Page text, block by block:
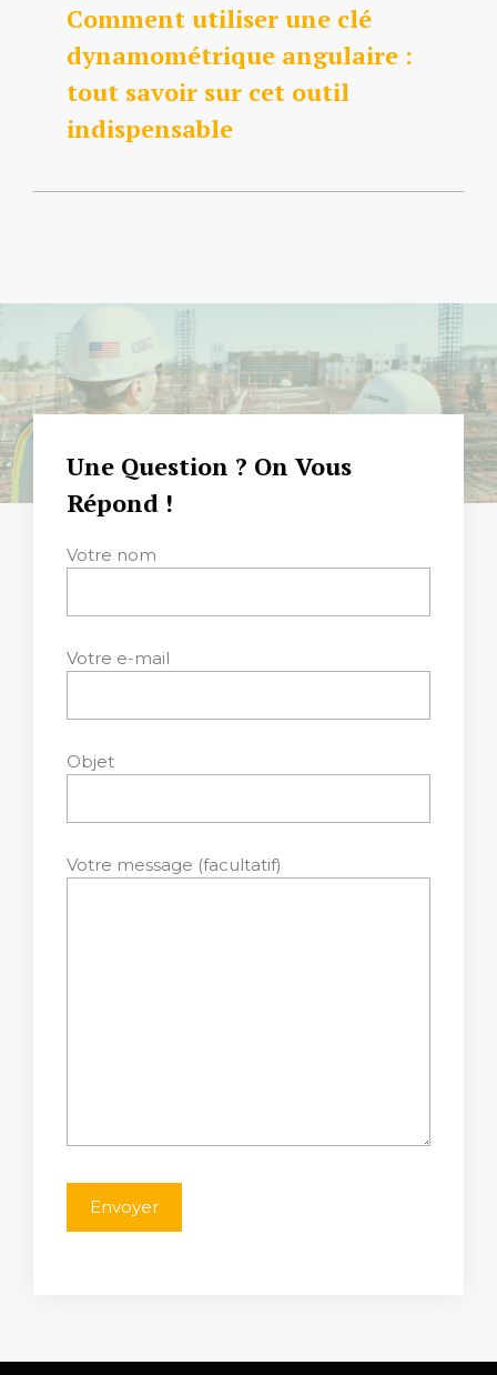
Comment utiliser une clé
dynamométrique angulaire :
tout savoir sur cet outil
indispensable
Une Question ? On Vous
Répond !
Votre nom
Votre e-mail
Objet
Votre message (facultatif)